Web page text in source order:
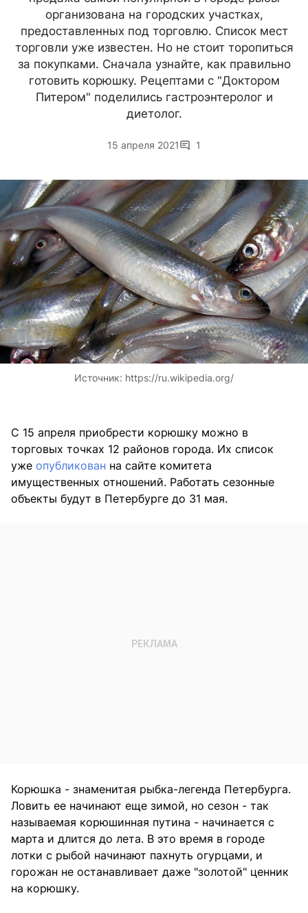
организована на городских участках,
предоставленных под торговлю. Список мест
торговли уже известен. Но не стоит торопиться
за покупками. Сначала узнайте, как правильно
готовить корюшку. Рецептами с "Доктором
Питером" поделились гастроэнтеролог и
диетолог.
15 апреля 2021 1
Источник: https://ru.wikipedia.org/
С 15 апреля приобрести корюшку можно в
торговых точках 12 районов города. Их список
уже опубликован на сайте комитета
имущественных отношений. Работать сезонные
объекты будут в Петербурге до 31 мая.
Корюшка - знаменитая рыбка-легенда Петербурга.
Ловить ее начинают еще зимой, но сезон - так
называемая корюшинная путина - начинается с
марта и длится до лета. В это время в городе
лотки с рыбой начинают пахнуть огурцами, и
горожан не останавливает даже "золотой" ценник
на корюшку.